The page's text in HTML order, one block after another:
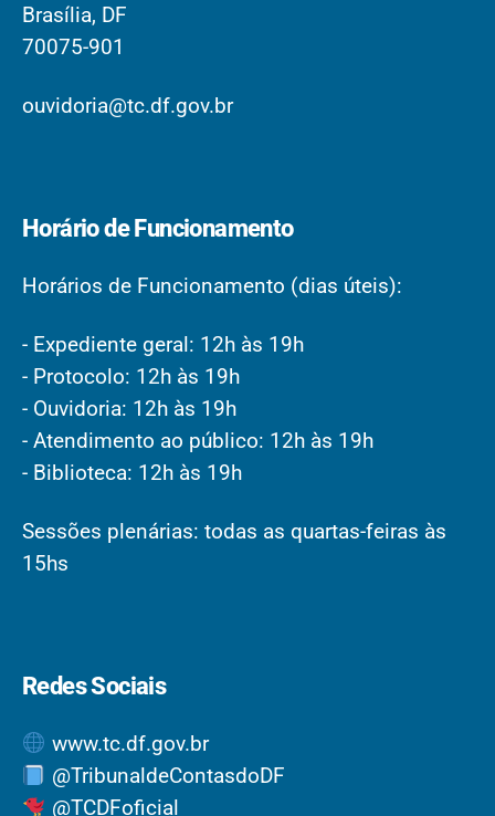
Brasília, DF
70075-901
ouvidoria@tc.df.gov.br
Horário de Funcionamento
Horários de Funcionamento (dias úteis):
- Expediente geral: 12h às 19h
- Protocolo: 12h às 19h
- Ouvidoria: 12h às 19h
- Atendimento ao público: 12h às 19h
- Biblioteca: 12h às 19h
Sessões plenárias: todas as quartas-feiras às
15hs
Redes Sociais
www.tc.df.gov.br
@TribunaldeContasdoDF
@TCDFoficial